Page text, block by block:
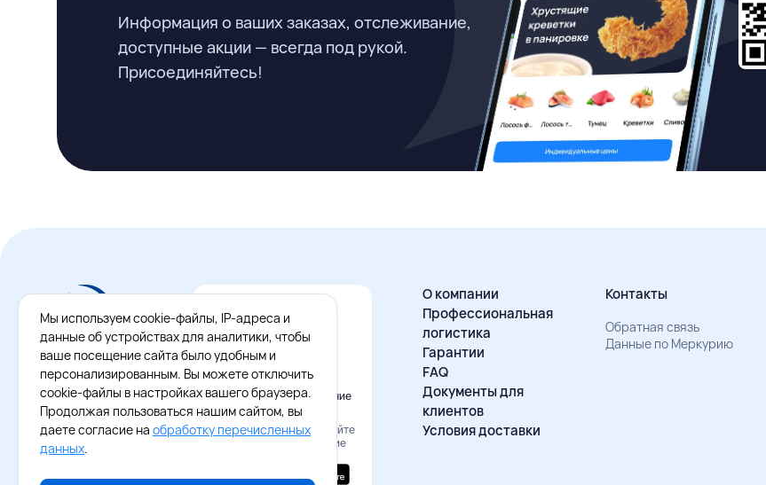
Информация о ваших заказах, отслеживание,
доступные акции — всегда под рукой.
Присоединяйтесь!
Официальное приложение
Восток - Запад
Наведите камеру и скачайте
бесплатное приложение
О компании
Профессиональная
логистика
Гарантии
FAQ
Документы для
клиентов
Условия доставки
Контакты
Обратная связь
Данные по Меркурию
Мы используем cookie-файлы, IP-адреса и
данные об устройствах для аналитики, чтобы
ваше посещение сайта было удобным и
персонализированным. Вы можете отключить
cookie-файлы в настройках вашего браузера.
Продолжая пользоваться нашим сайтом, вы
даете согласие на обработку перечисленных
данных.